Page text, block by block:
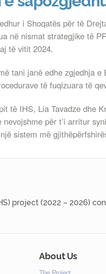
i Shoqatës për të
në nismat strategjike të
të vitit 2024.
tani janë edhe zgjedhja
të fuqizuara të
të IHS, Lia Tavadze dhe
për t’i arritur
sistem më
project (2022 – 2026)
About Us